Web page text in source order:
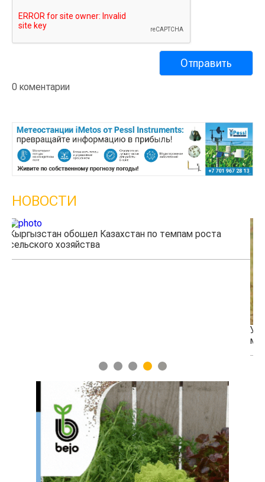
0 коментарии
НОВОСТИ
1 2 3 4 5